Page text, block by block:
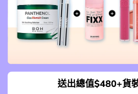
送出總值$480+貨